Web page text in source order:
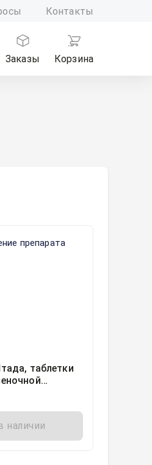
Контакты
Заказы
Корзина
таблетки
наличии